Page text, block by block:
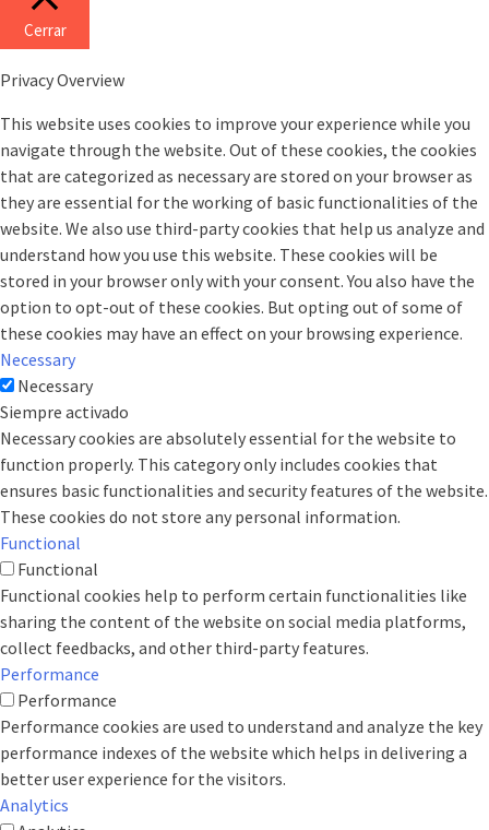
Cerrar
Privacy Overview
This website uses cookies to improve your experience while you
navigate through the website. Out of these cookies, the cookies
that are categorized as necessary are stored on your browser as
they are essential for the working of basic functionalities of the
website. We also use third-party cookies that help us analyze and
understand how you use this website. These cookies will be
stored in your browser only with your consent. You also have the
option to opt-out of these cookies. But opting out of some of
these cookies may have an effect on your browsing experience.
Necessary
Necessary
Siempre activado
Necessary cookies are absolutely essential for the website to
function properly. This category only includes cookies that
ensures basic functionalities and security features of the website.
These cookies do not store any personal information.
Functional
Functional
Functional cookies help to perform certain functionalities like
sharing the content of the website on social media platforms,
collect feedbacks, and other third-party features.
Performance
Performance
Performance cookies are used to understand and analyze the key
performance indexes of the website which helps in delivering a
better user experience for the visitors.
Analytics